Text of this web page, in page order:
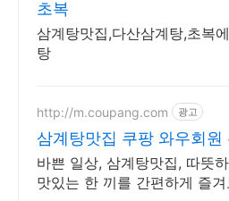
초복
삼계탕맛집,다산삼계탕,초복
탕
http://m.coupang.com 광고
삼계탕맛집 쿠팡 와우회원
제한 무료배송
바쁜 일상, 삼계탕맛집, 따뜻
맛있는 한 끼를 간편하게 즐겨